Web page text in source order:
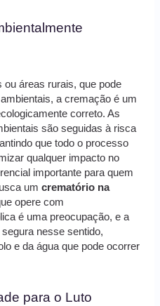
ou áreas rurais, que pode
a cremação é um
correto. As
são seguidas à risca
que todo o processo
qualquer impacto no
importante para quem
umcrematório na
opere com
é uma preocupação, e a
nesse sentido,
e da água que pode ocorrer
para o Luto